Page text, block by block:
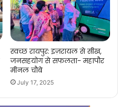
स्वच्छ रायपुर: इज़रायल से सीख,
जनसहयोग से सफलता- महापौर
मीनल चौबे
July 17, 2025